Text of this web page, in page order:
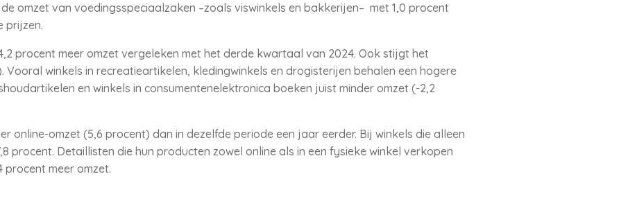
omzet van voedingsspeciaalzaken –zoals viswinkels en bakkerijen– met 1,0 procent
prijzen.
procent meer omzet vergeleken met het derde kwartaal van 2024. Ook stijgt het
winkels in recreatieartikelen, kledingwinkels en drogisterijen behalen een hogere
en winkels in consumentenelektronica boeken juist minder omzet (-2,2
online-omzet (5,6 procent) dan in dezelfde periode een jaar eerder. Bij winkels die alleen
procent. Detaillisten die hun producten zowel online als in een fysieke winkel verkopen
procent meer omzet.